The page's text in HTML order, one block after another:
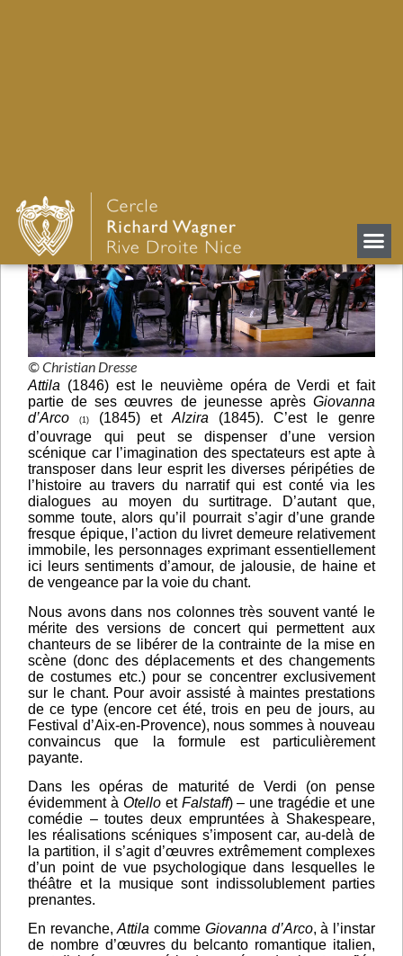
© Christian Dresse
Attila (1846) est le neuvième opéra de Verdi et fait
partie de ses œuvres de jeunesse après Giovanna
d’Arco
(1) (1845) et Alzira (1845). C’est le genre
d’ouvrage qui peut se dispenser d’une version
scénique car l’imagination des spectateurs est apte à
transposer dans leur esprit les diverses péripéties de
l’histoire au travers du narratif qui est conté via les
dialogues au moyen du surtitrage. D’autant que,
somme toute, alors qu’il pourrait s’agir d’une grande
fresque épique, l’action du livret demeure relativement
immobile, les personnages exprimant essentiellement
ici leurs sentiments d’amour, de jalousie, de haine et
de vengeance par la voie du chant.
Nous avons dans nos colonnes très souvent vanté le
mérite des versions de concert qui permettent aux
chanteurs de se libérer de la contrainte de la mise en
scène (donc des déplacements et des changements
de costumes etc.) pour se concentrer exclusivement
sur le chant. Pour avoir assisté à maintes prestations
de ce type (encore cet été, trois en peu de jours, au
Festival d’Aix-en-Provence), nous sommes à nouveau
convaincus que la formule est particulièrement
payante.
Dans les opéras de maturité de Verdi (on pense
évidemment à Otelloet Falstaff) – une tragédie et une
comédie – toutes deux empruntées à Shakespeare,
les réalisations scéniques s’imposent car, au-delà de
la partition, il s’agit d’œuvres extrêmement complexes
d’un point de vue psychologique dans lesquelles le
théâtre et la musique sont indissolublement parties
prenantes.
En revanche,Attila comme Giovanna d’Arco, à l’instar
de nombre d’œuvres du belcanto romantique italien,